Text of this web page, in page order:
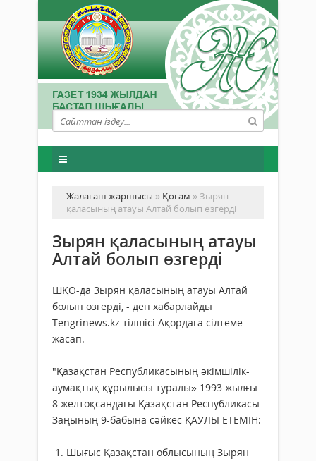
Жалағаш жаршысы » Қоғам » Зырян
қаласының атауы Алтай болып өзгерді
Зырян қаласының атауы
Алтай болып өзгерді
ШҚО-да Зырян қаласының атауы Алтай
болып өзгерді, - деп хабарлайды
Tengrinews.kz тілшісі Ақордаға сілтеме
жасап.
"Қазақстан Республикасының әкімшілік-
аумақтық құрылысы туралы» 1993 жылғы
8 желтоқсандағы Қазақстан Республикасы
Заңының 9-бабына сәйкес ҚАУЛЫ ЕТЕМІН:
1. Шығыс Қазақстан облысының Зырян